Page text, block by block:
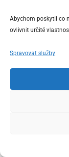
Abychom poskytli co
ovlivnit určité
Spravovat služby